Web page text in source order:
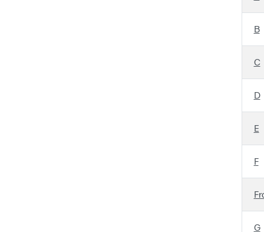
B
C
D
E
F
G